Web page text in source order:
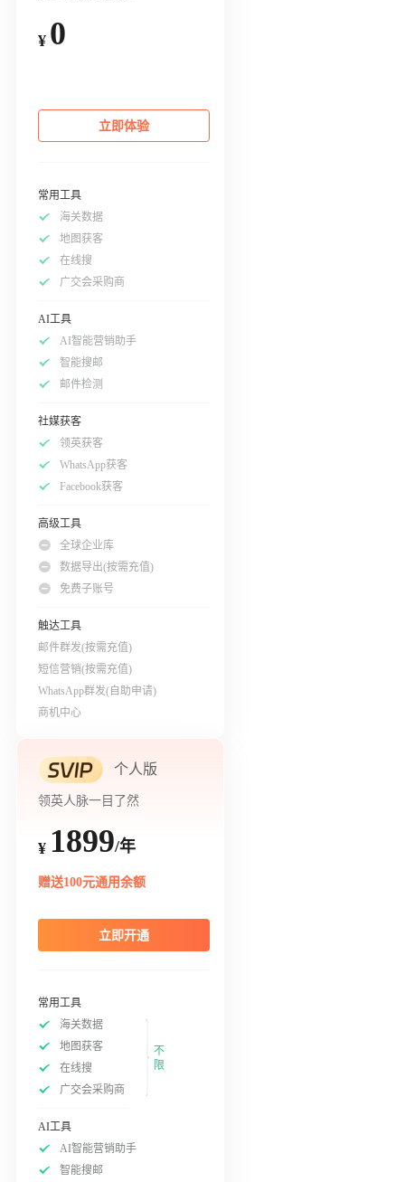
¥ 0
立即体验
常用工具
海关数据
地图获客
在线搜
广交会采购商
AI工具
AI智能营销助手
智能搜邮
邮件检测
社媒获客
领英获客
WhatsApp获客
Facebook获客
高级工具
全球企业库
数据导出(按需充值)
免费子账号
触达工具
邮件群发(按需充值)
短信营销(按需充值)
WhatsApp群发(自助申请)
商机中心
个人版
领英人脉一目了然
¥ 1899/年
赠送100元通用余额
立即开通
常用工具
海关数据
地图获客
在线搜
广交会采购商
不
限
AI工具
AI智能营销助手
智能搜邮